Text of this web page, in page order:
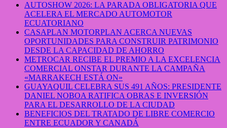
AUTOSHOW 2026: LA PARADA OBLIGATORIA QUE
ACELERA EL MERCADO AUTOMOTOR
ECUATORIANO
CASAPLAN MOTORPLAN ACERCA NUEVAS
OPORTUNIDADES PARA CONSTRUIR PATRIMONIO
DESDE LA CAPACIDAD DE AHORRO
METROCAR RECIBE EL PREMIO A LA EXCELENCIA
COMERCIAL ONSTAR DURANTE LA CAMPAÑA
«MARRAKECH ESTÁ ON»
GUAYAQUIL CELEBRA SUS 491 AÑOS: PRESIDENTE
DANIEL NOBOA RATIFICA OBRAS E INVERSIÓN
PARA EL DESARROLLO DE LA CIUDAD
BENEFICIOS DEL TRATADO DE LIBRE COMERCIO
ENTRE ECUADOR Y CANADÁ